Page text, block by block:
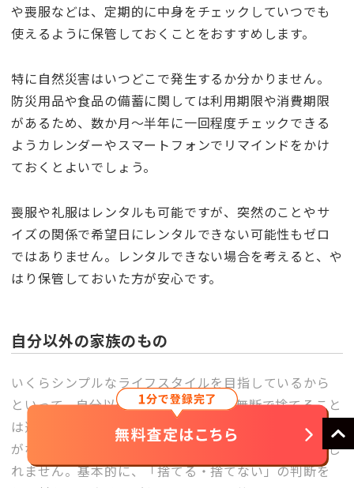
や喪服などは、定期的に中身をチェックしていつでも
使えるように保管しておくことをおすすめします。
特に自然災害はいつどこで発生するか分かりません。
防災用品や食品の備蓄に関しては利用期限や消費期限
があるため、数か月〜半年に一回程度チェックできる
ようカレンダーやスマートフォンでリマインドをかけ
ておくとよいでしょう。
喪服や礼服はレンタルも可能ですが、突然のことやサ
イズの関係で希望日にレンタルできない可能性もゼロ
ではありません。レンタルできない場合を考えると、や
はり保管しておいた方が安心です。
自分以外の家族のもの
いくらシンプルなライフスタイルを目指しているから
といって、自分以外の家族の所有物を無断で捨てること
は避けたいものです。自分にとってはそこまで思い入れ
がなかったとしても、相手にとってはとても大切かもし
れません。基本的に、「捨てる・捨てない」の判断を